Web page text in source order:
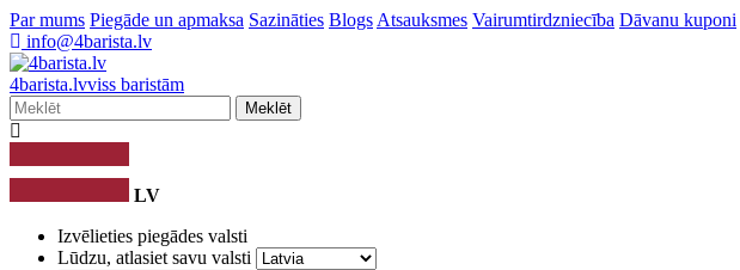
Par mums Piegāde un apmaksa Sazināties Blogs Atsauksmes Vairumtirdzniecība Dāvanu kuponi
info@4barista.lv
4barista.lvviss baristām
Meklēt
LV
Izvēlieties piegādes valsti
Lūdzu, atlasiet savu valsti